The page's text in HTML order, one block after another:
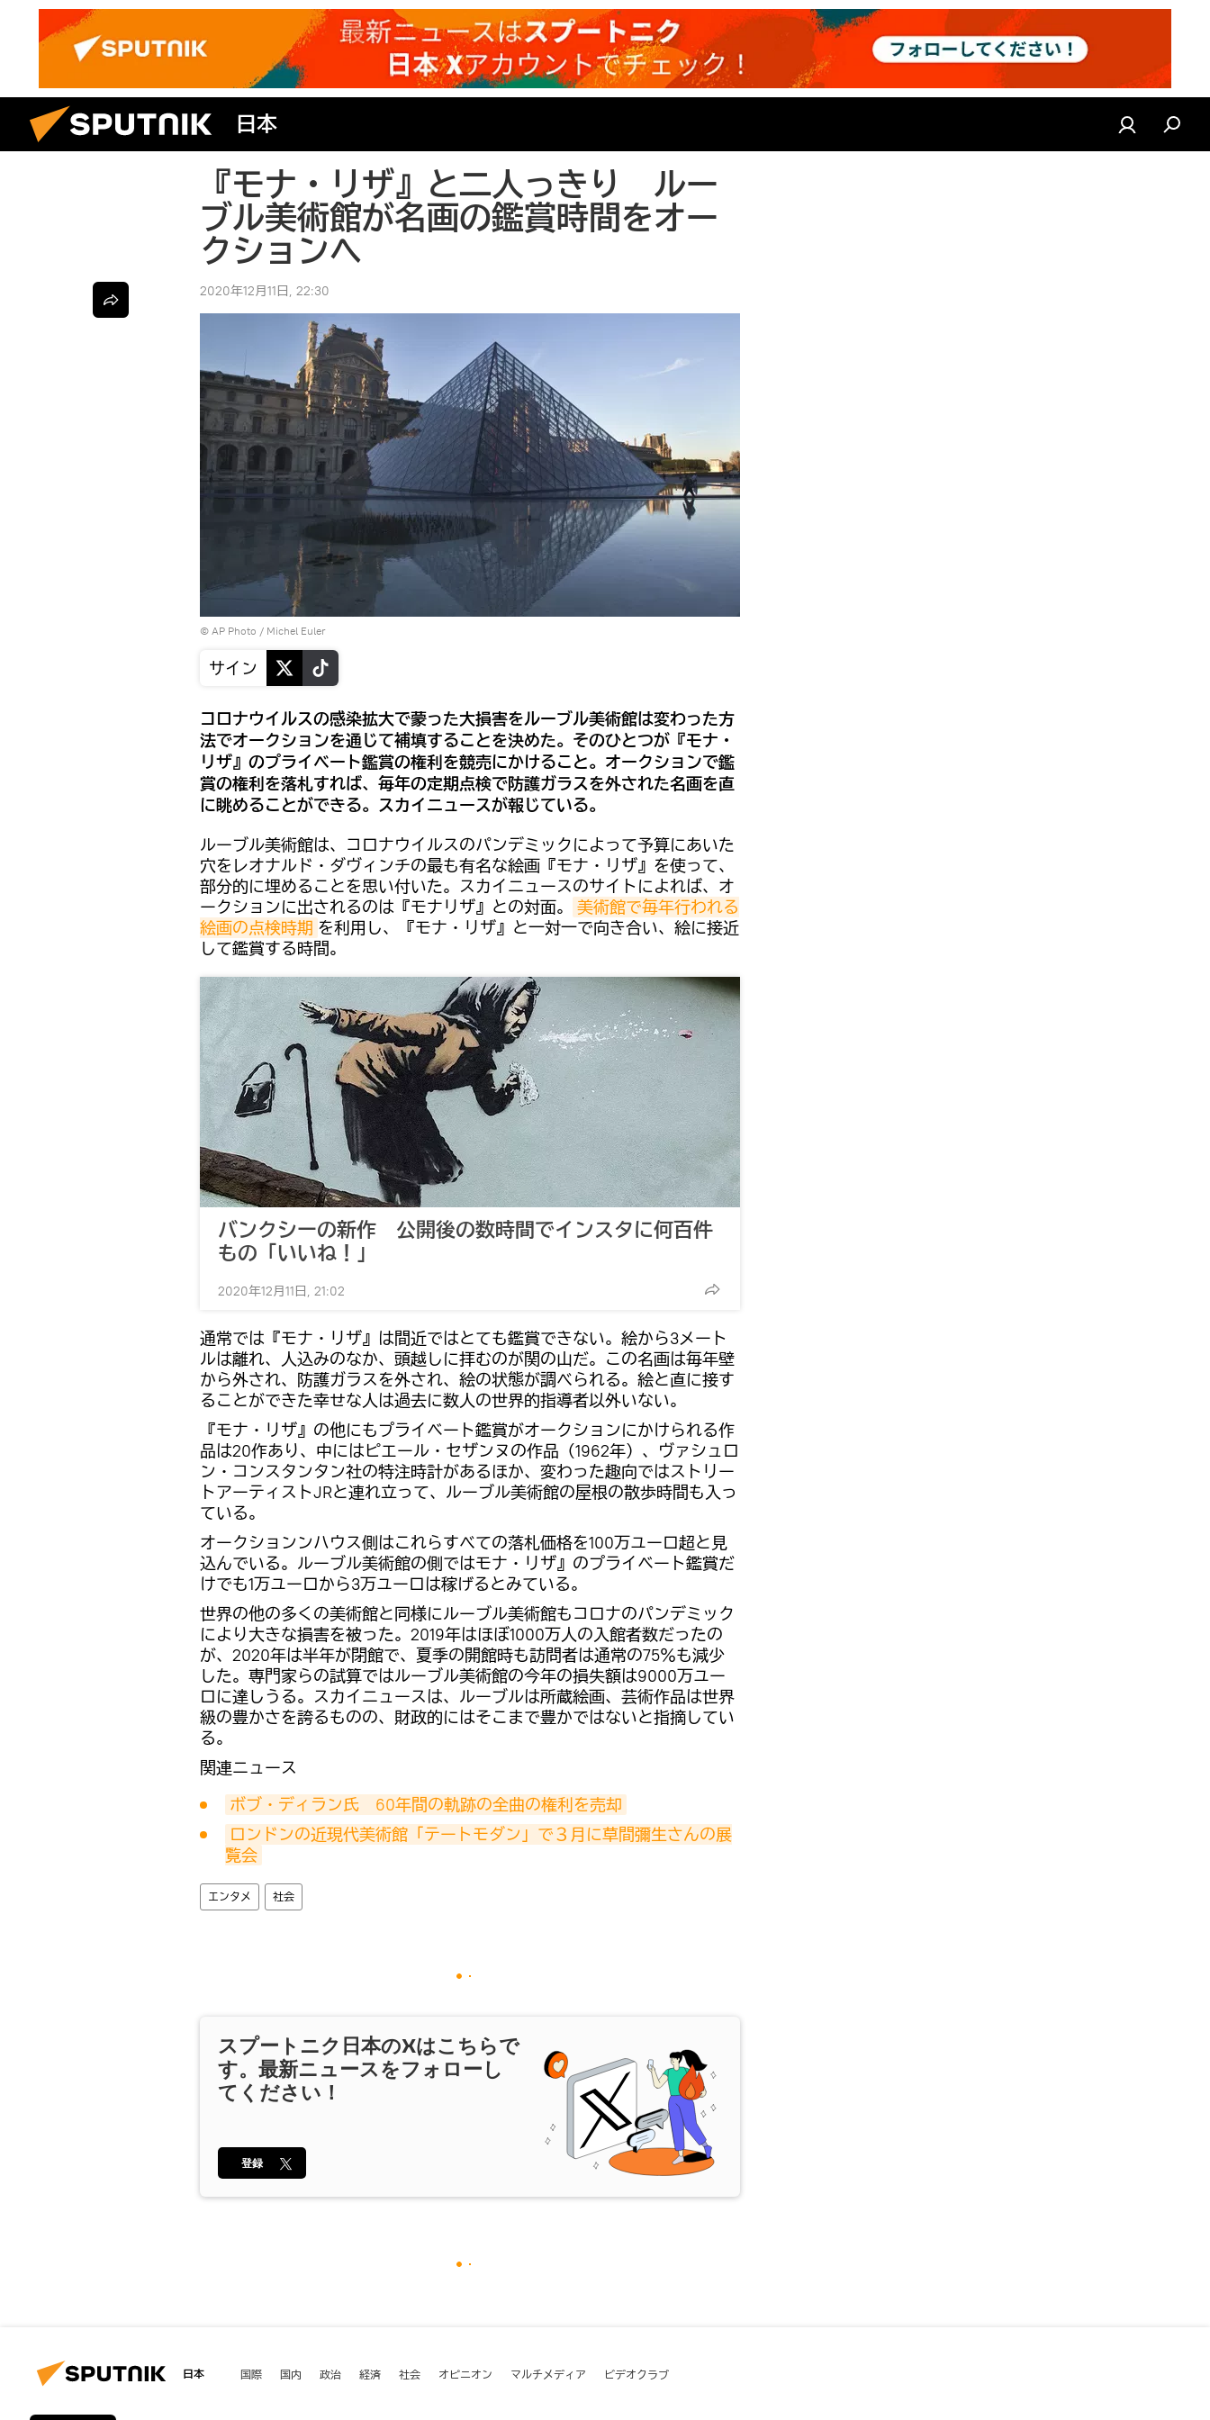
日本
『モナ・リザ』と二人っきり ルー
ブル美術館が名画の鑑賞時間をオー
クションへ
2020年12月11日, 22:30
© AP Photo / Michel Euler
サイン
コロナウイルスの感染拡大で蒙った大損害をルーブル美術館は変わった方
法でオークションを通じて補填することを決めた。そのひとつが『モナ・
リザ』のプライベート鑑賞の権利を競売にかけること。オークションで鑑
賞の権利を落札すれば、毎年の定期点検で防護ガラスを外された名画を直
に眺めることができる。スカイニュースが報じている。
ルーブル美術館は、コロナウイルスのパンデミックによって予算にあいた
穴をレオナルド・ダヴィンチの最も有名な絵画『モナ・リザ』を使って、
部分的に埋めることを思い付いた。スカイニュースのサイトによれば、オ
ークションに出されるのは『モナリザ』との対面。
美術館で毎年行われる
絵画の点検時期 を利用し、『モナ・リザ』と一対一で向き合い、絵に接近
して鑑賞する時間。
バンクシーの新作 公開後の数時間でインスタに何百件
もの「いいね！」
2020年12月11日, 21:02
通常では『モナ・リザ』は間近ではとても鑑賞できない。絵から3メート
ルは離れ、人込みのなか、頭越しに拝むのが関の山だ。この名画は毎年壁
から外され、防護ガラスを外され、絵の状態が調べられる。絵と直に接す
ることができた幸せな人は過去に数人の世界的指導者以外いない。
『モナ・リザ』の他にもプライベート鑑賞がオークションにかけられる作
品は20作あり、中にはピエール・セザンヌの作品（1962年）、ヴァシュロ
ン・コンスタンタン社の特注時計があるほか、変わった趣向ではストリー
トアーティストJRと連れ立って、ルーブル美術館の屋根の散歩時間も入っ
ている。
オークションンハウス側はこれらすべての落札価格を100万ユーロ超と見
込んでいる。ルーブル美術館の側ではモナ・リザ』のプライベート鑑賞だ
けでも1万ユーロから3万ユーロは稼げるとみている。
世界の他の多くの美術館と同様にルーブル美術館もコロナのパンデミック
により大きな損害を被った。2019年はほぼ1000万人の入館者数だったの
が、2020年は半年が閉館で、夏季の開館時も訪問者は通常の75％も減少
した。専門家らの試算ではルーブル美術館の今年の損失額は9000万ユー
ロに達しうる。スカイニュースは、ルーブルは所蔵絵画、芸術作品は世界
級の豊かさを誇るものの、財政的にはそこまで豊かではないと指摘してい
る。
関連ニュース
ボブ・ディラン氏　60年間の軌跡の全曲の権利を売却
ロンドンの近現代美術館「テートモダン」で３月に草間彌生さんの展
覧会
エンタメ 社会
スプートニク日本のXはこちらで
す。最新ニュースをフォローし
てください！
登録
日本 国際 国内 政治 経済 社会 オピニオン マルチメディア ビデオクラブ